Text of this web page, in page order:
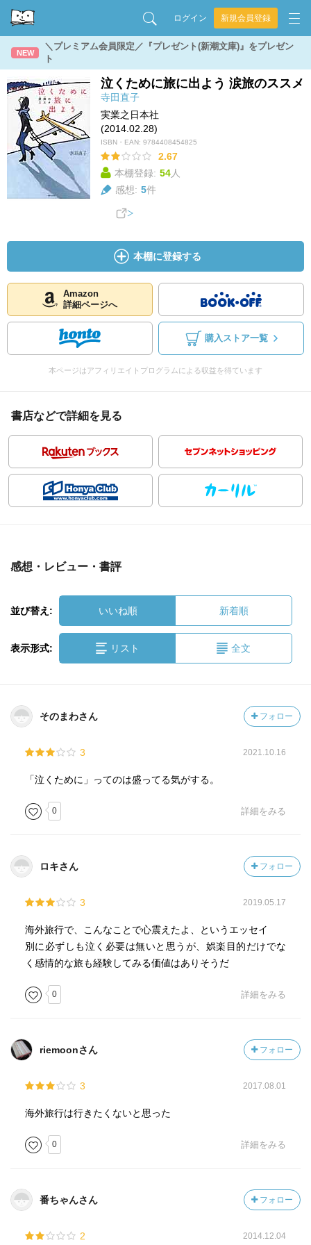
ログイン 新規会員登録
NEW
＼プレミアム会員限定／『プレゼント(新潮文庫)』をプレゼン
ト
泣くために旅に出よう 涙旅のススメ
寺田直子
実業之日本社
(2014.02.28)
ISBN・EAN: 9784408454825
2.67
本棚登録: 54人
感想: 5件
本棚に登録する
Amazon
詳細ページへ
購入ストア一覧
本ページはアフィリエイトプログラムによる収益を得ています
書店などで詳細を見る
感想・レビュー・書評
並び替え: いいね順 新着順
表示形式: リスト 全文
そのまわさん フォロー
3 2021.10.16
「泣くために」ってのは盛ってる気がする。
0 詳細をみる
ロキさん フォロー
3 2019.05.17
海外旅行で、こんなことで心震えたよ、というエッセイ
別に必ずしも泣く必要は無いと思うが、娯楽目的だけでな
く感情的な旅も経験してみる価値はありそうだ
0 詳細をみる
riemoonさん フォロー
3 2017.08.01
海外旅行は行きたくないと思った
0 詳細をみる
番ちゃんさん フォロー
2 2014.12.04